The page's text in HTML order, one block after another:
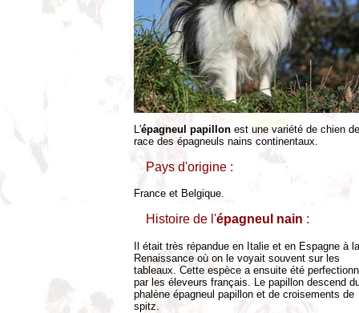
L'épagneul papillon est une variété de chien
race des épagneuls nains continentaux.
Pays d'origine :
France et Belgique.
Histoire de l'épagneul nain :
Il était très répandue en Italie et en Espagne à la
Renaissance où on le voyait souvent sur les
tableaux. Cette espèce a ensuite été
par les éleveurs français. Le papillon descend
phalène épagneul papillon et de croisements de
spitz.